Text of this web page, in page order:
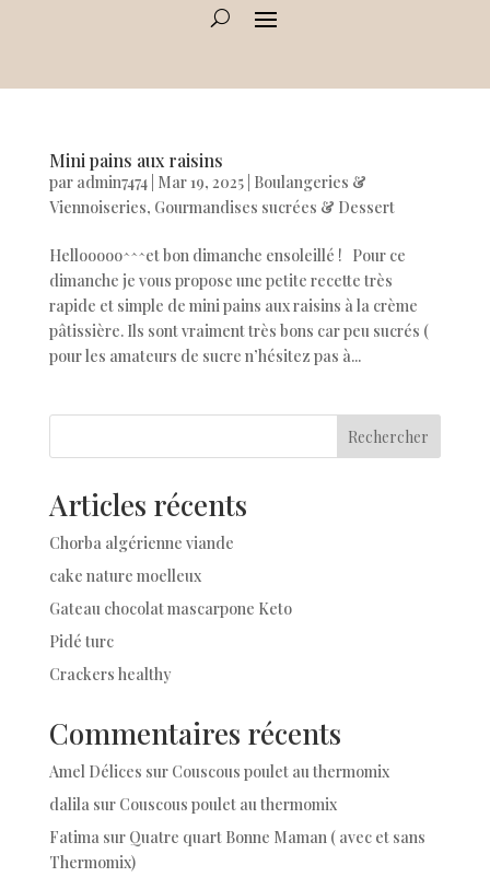
Mini pains aux raisins
par admin7474| Mar 19, 2025| Boulangeries &
Viennoiseries, Gourmandises sucrées & Dessert
Hellooooo^^^et bon dimanche ensoleillé ! Pour ce
dimanche je vous propose une petite recette très
rapide et simple de mini pains aux raisins à la crème
pâtissière. Ils sont vraiment très bons car peu sucrés (
pour les amateurs de sucre n’hésitez pas à...
Rechercher
Articles récents
Chorba algérienne viande
cake nature moelleux
Gateau chocolat mascarpone Keto
Pidé turc
Crackers healthy
Commentaires récents
Amel Délices sur Couscous poulet au thermomix
dalilasur Couscous poulet au thermomix
Fatimasur Quatre quart Bonne Maman ( avec et sans
Thermomix)